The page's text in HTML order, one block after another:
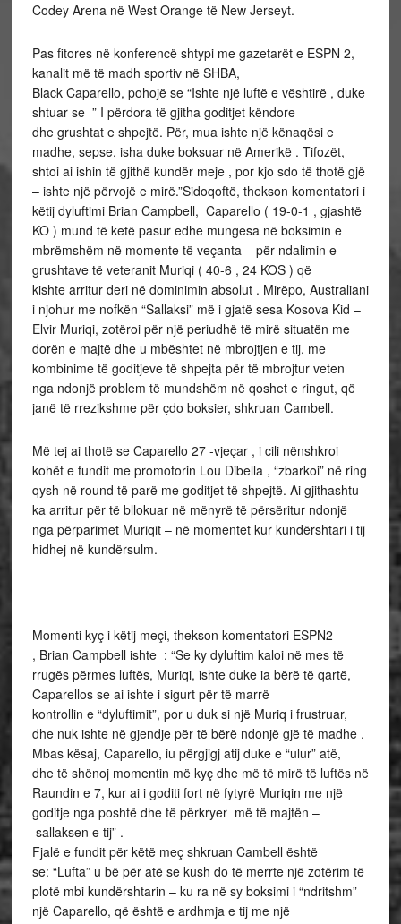
Codey Arena në West Orange të New Jerseyt.
Pas fitores në konferencë shtypi me gazetarët e ESPN 2,
kanalit më të madh sportiv në SHBA,
Black Caparello, pohojë se “Ishte një luftë e vështirë , duke
shtuar se ” I përdora të gjitha goditjet këndore
dhe grushtat e shpejtë. Për, mua ishte një kënaqësi e
madhe, sepse, isha duke boksuar në Amerikë . Tifozët,
shtoi ai ishin të gjithë kundër meje , por kjo sdo të thotë gjë
– ishte një përvojë e mirë.”Sidoqoftë, thekson komentatori i
këtij dyluftimi Brian Campbell, Caparello ( 19-0-1 , gjashtë
KO ) mund të ketë pasur edhe mungesa në boksimin e
mbrëmshëm në momente të veçanta – për ndalimin e
grushtave të veteranit Muriqi ( 40-6 , 24 KOS ) që
kishte arritur deri në dominimin absolut . Mirëpo, Australiani
i njohur me nofkën “Sallaksi” më i gjatë sesa Kosova Kid –
Elvir Muriqi, zotëroi për një periudhë të mirë situatën me
dorën e majtë dhe u mbështet në mbrojtjen e tij, me
kombinime të goditjeve të shpejta për të mbrojtur veten
nga ndonjë problem të mundshëm në qoshet e ringut, që
janë të rrezikshme për çdo boksier, shkruan Cambell.
Më tej ai thotë se Caparello 27 -vjeçar , i cili nënshkroi
kohët e fundit me promotorin Lou Dibella , “zbarkoi” në ring
qysh në round të parë me goditjet të shpejtë. Ai gjithashtu
ka arritur për të bllokuar në mënyrë të përsëritur ndonjë
nga përparimet Muriqit – në momentet kur kundërshtari i tij
hidhej në kundërsulm.
Momenti kyç i këtij meçi, thekson komentatori ESPN2
, Brian Campbell ishte : “Se ky dyluftim kaloi në mes të
rrugës përmes luftës, Muriqi, ishte duke ia bërë të qartë,
Caparellos se ai ishte i sigurt për të marrë
kontrollin e “dyluftimit”, por u duk si një Muriq i frustruar,
dhe nuk ishte në gjendje për të bërë ndonjë gjë të madhe .
Mbas kësaj, Caparello, iu përgjigj atij duke e “ulur” atë,
dhe të shënoj momentin më kyç dhe më të mirë të luftës në
Raundin e 7, kur ai i goditi fort në fytyrë Muriqin me një
goditje nga poshtë dhe të përkryer më të majtën –
sallaksen e tij” .
Fjalë e fundit për këtë meç shkruan Cambell është
se: “Lufta” u bë për atë se kush do të merrte një zotërim të
plotë mbi kundërshtarin – ku ra në sy boksimi i “ndritshm”
një Caparello, që është e ardhmja e tij me një